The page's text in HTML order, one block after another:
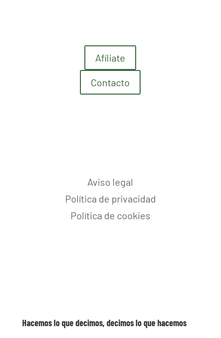
Afíliate
Contacto
Aviso legal
Política de privacidad
Política de cookies
Hacemos lo que decimos, decimos lo que hacemos